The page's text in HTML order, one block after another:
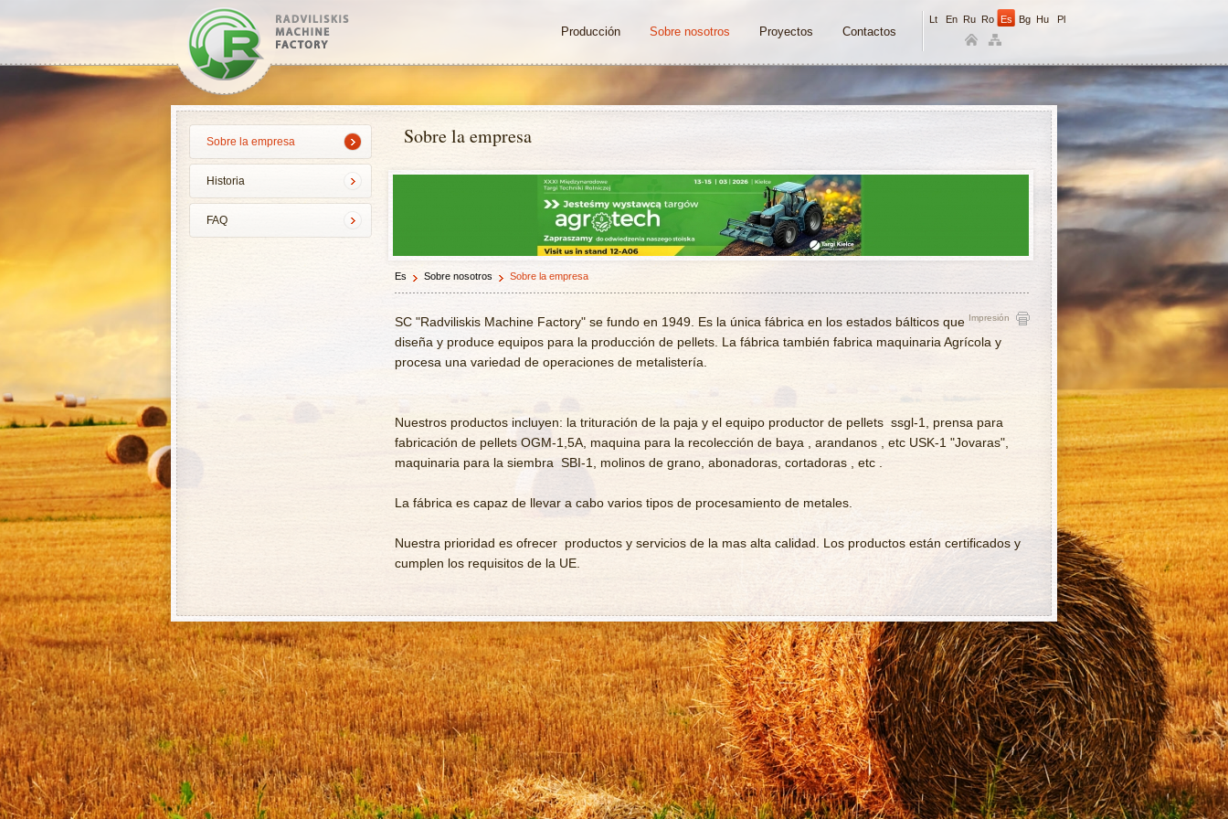
Producción Sobre nosotros Proyectos Contactos
Lt En Ru Ro Es Bg Hu Pl
Sobre la empresa
Historia
FAQ
Sobre la empresa
Es Sobre nosotros Sobre la empresa
Impresión
SC "Radviliskis Machine Factory" se fundo en 1949. Es la única fábrica en los estados bálticos que
diseña y produce equipos para la producción de pellets. La fábrica también fabrica maquinaria Agrícola y
procesa una variedad de operaciones de metalistería.
Nuestros productos incluyen: la trituración de la paja y el equipo productor de pellets ssgl-1, prensa para
fabricación de pellets OGM-1,5A, maquina para la recolección de baya , arandanos , etc USK-1 "Jovaras",
maquinaria para la siembra SBI-1, molinos de grano, abonadoras, cortadoras , etc .
La fábrica es capaz de llevar a cabo varios tipos de procesamiento de metales.
Nuestra prioridad es ofrecer productos y servicios de la mas alta calidad. Los productos están certificados y
cumplen los requisitos de la UE.